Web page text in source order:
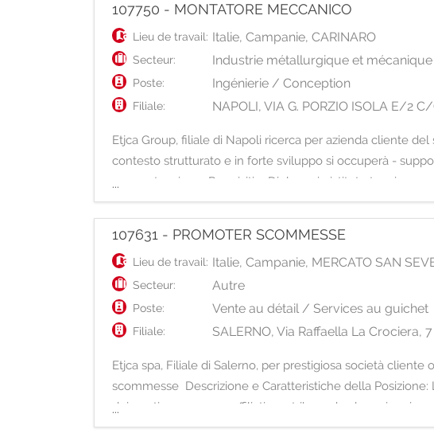
107750 - MONTATORE MECCANICO
Lieu de travail: Italie,Campanie,CARINARO
Secteur: Industrie métallurgique et mécanique
Poste: Ingénierie / Conception
Filiale: NAPOLI, VIA G. PORZIO ISOLA E/2
Etjca Group, filiale di Napoli ricerca per azienda cliente
contesto strutturato e in forte sviluppo si occuperà -
e manutenzione Requisiti: - Diploma in istituto tecnico
...
107631 - PROMOTER SCOMMESSE
Lieu de travail: Italie,Campanie, MERCATO SAN
Secteur: Autre
Poste: Vente au détail / Services au guichet
Filiale: SALERNO, Via Raffaella La Crociera, 7
Etjca spa, Filiale di Salerno, per prestigiosa società
scommesse Descrizione e Caratteristiche della
dei punti scommessa affiliati, contribuendo al
...